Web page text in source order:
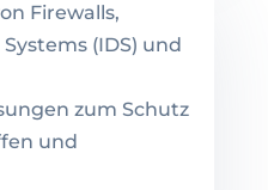
Firewalls,
(IDS) und
zum Schutz
und